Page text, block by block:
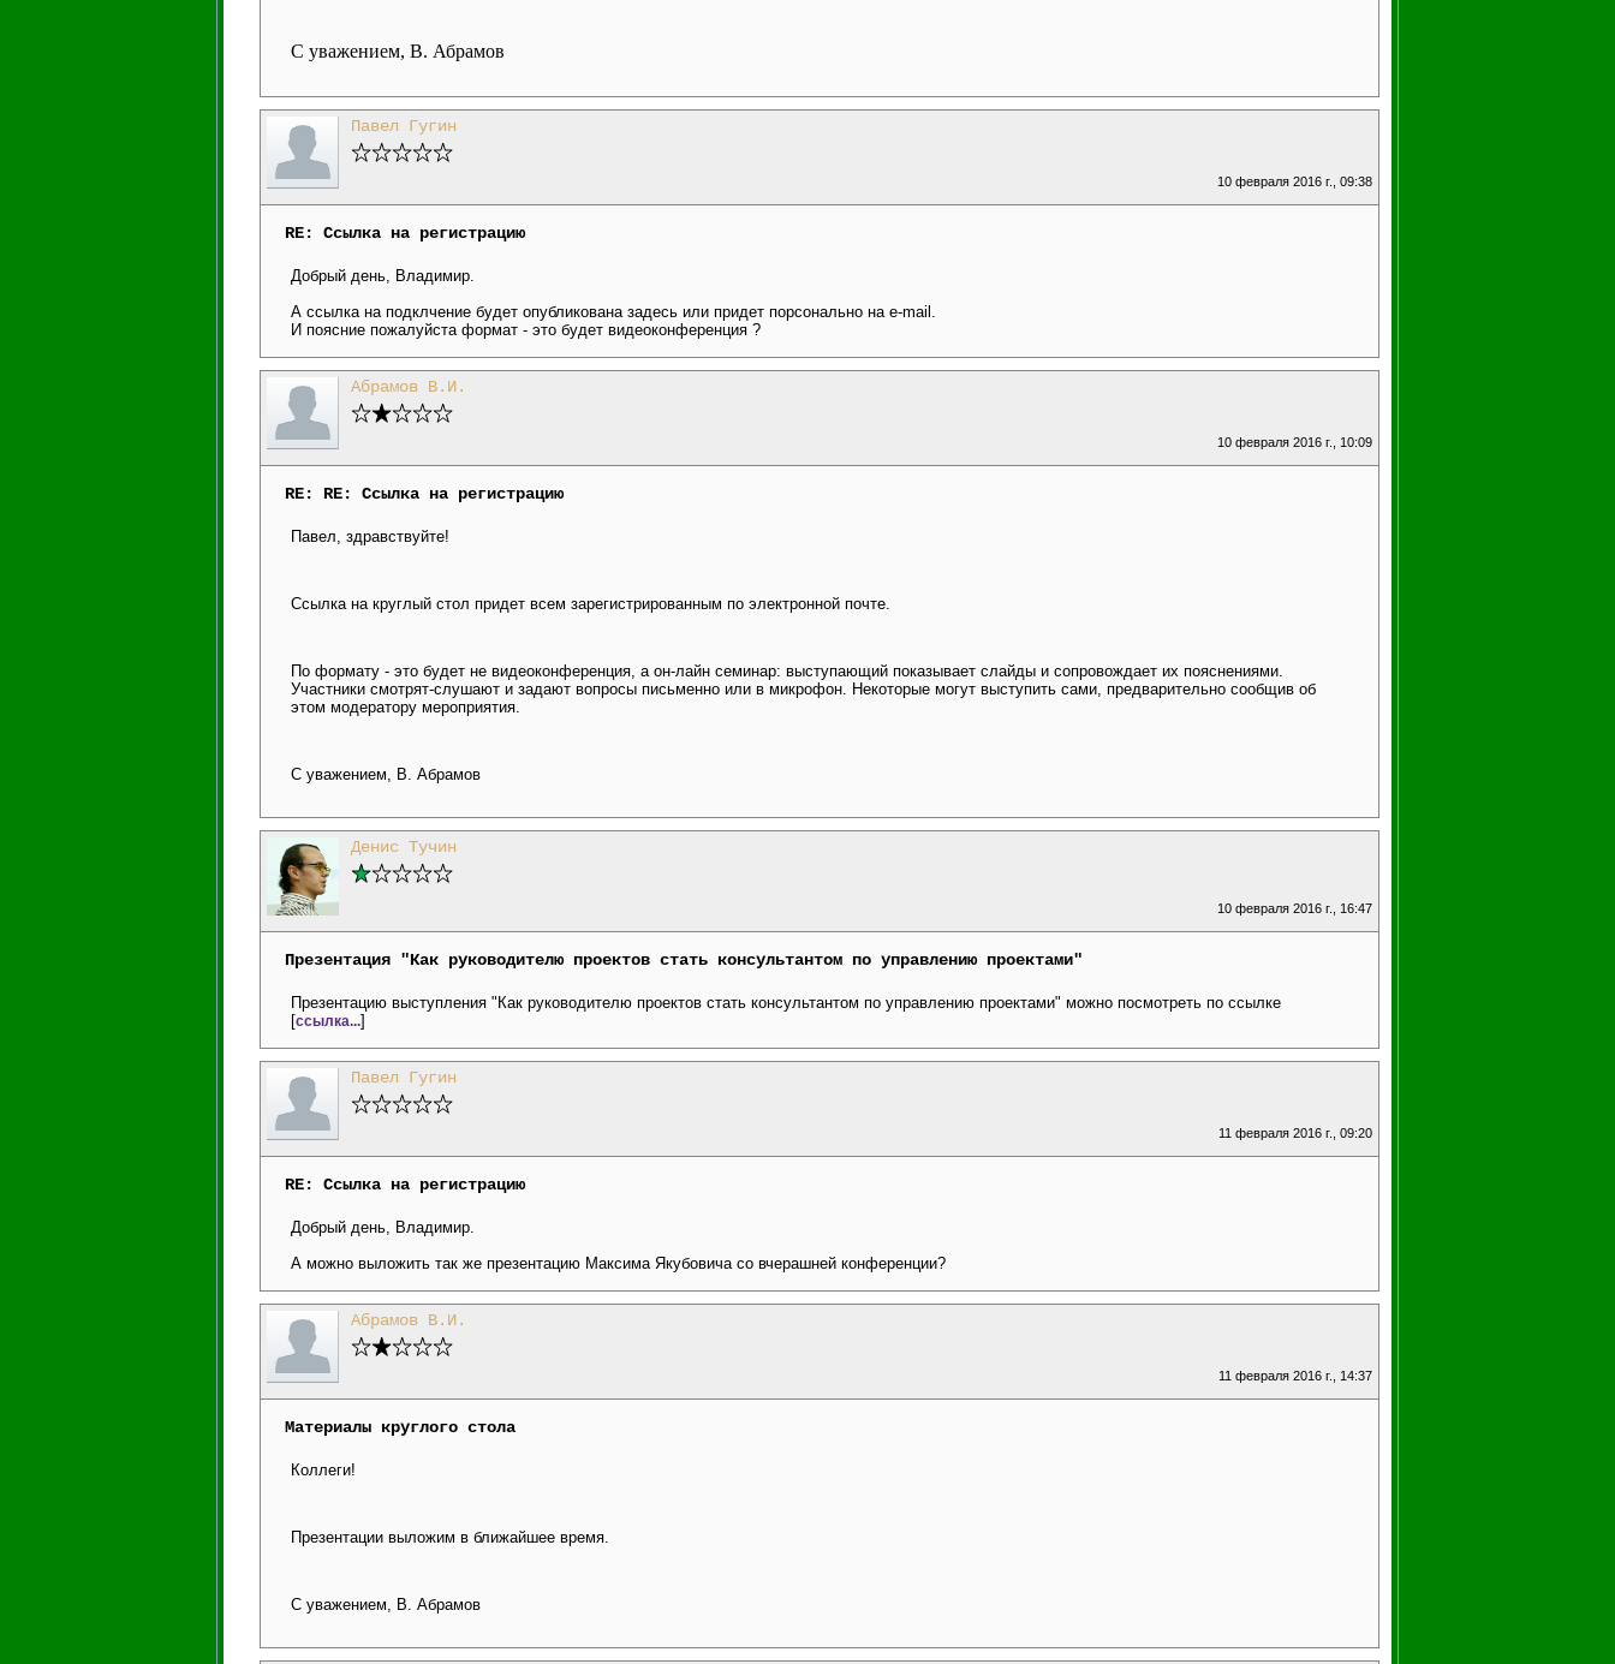
С уважением, В. Абрамов
Павел Гугин
10 февраля 2016 г., 09:38
RE: Ссылка на регистрацию
Добрый день, Владимир.
А ссылка на подклчение будет опубликована задесь или придет порсонально на e-mail.
И поясние пожалуйста формат - это будет видеоконференция ?
Абрамов В.И.
10 февраля 2016 г., 10:09
RE: RE: Ссылка на регистрацию
Павел, здравствуйте!
Ссылка на круглый стол придет всем зарегистрированным по электронной почте.
По формату - это будет не видеоконференция, а он-лайн семинар: выступающий показывает слайды и сопровождает их пояснениями.
Участники смотрят-слушают и задают вопросы письменно или в микрофон. Некоторые могут выступить сами, предварительно сообщив об
этом модератору мероприятия.
С уважением, В. Абрамов
Денис Тучин
10 февраля 2016 г., 16:47
Презентация "Как руководителю проектов стать консультантом по управлению проектами"
Презентацию выступления "Как руководителю проектов стать консультантом по управлению проектами" можно посмотреть по ссылке
[ссылка...]
Павел Гугин
11 февраля 2016 г., 09:20
RE: Ссылка на регистрацию
Добрый день, Владимир.
А можно выложить так же презентацию Максима Якубовича со вчерашней конференции?
Абрамов В.И.
11 февраля 2016 г., 14:37
Материалы круглого стола
Коллеги!
Презентации выложим в ближайшее время.
С уважением, В. Абрамов